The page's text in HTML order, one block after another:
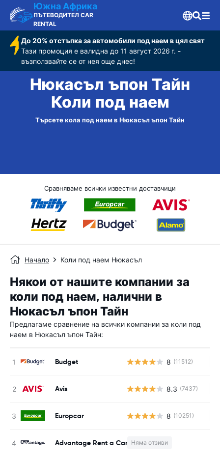
Южна Африка
ПЪТЕВОДИТЕЛ CAR
RENTAL
До 20% отстъпка за автомобили под наем в цял свят
Тази промоция е валидна до 11 август 2026 г. -
възползвайте се от нея още днес!
Нюкасъл ъпон Тайн
Коли под наем
Търсете кола под наем в Нюкасъл ъпон Тайн
Сравняваме всички известни доставчици
Начало Коли под наем Нюкасъл
Някои от нашите компании за
коли под наем, налични в
Нюкасъл ъпон Тайн
Предлагаме сравнение на всички компании за коли под
наем в Нюкасъл ъпон Тайн:
Budget 8 (11512)
Avis 8.3 (7437)
Europcar 8 (10251)
Advantage Rent a Car Няма отзиви